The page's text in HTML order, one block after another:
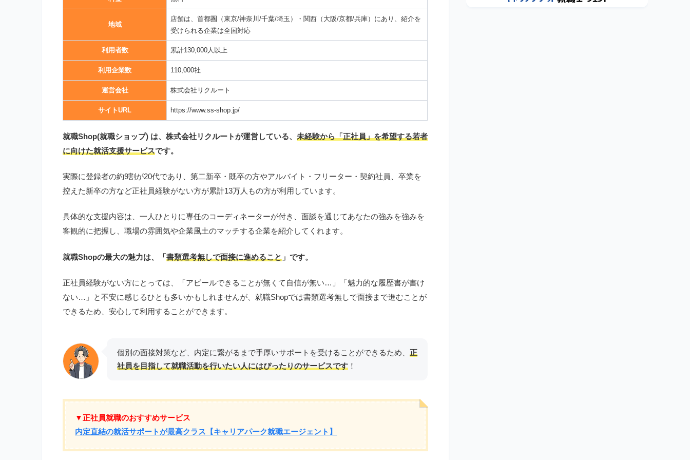
地域
店舗は、首都圏（東京/神奈川/千葉/埼玉）・関西（大阪/京都/兵庫）にあり、紹介を
受けられる企業は全国対応
利用者数 累計130,000人以上
利用企業数 110,000社
運営会社 株式会社リクルート
サイトURL https://www.ss-shop.jp/
就職Shop(就職ショップ) は、株式会社リクルートが運営している、 未経験から「正社員」を希望する若者
に向けた就活支援サービスです。
実際に登録者の約9割が20代であり、第二新卒・既卒の方やアルバイト・フリーター・契約社員、卒業を
控えた新卒の方など正社員経験がない方が累計13万人もの方が利用しています。
具体的な支援内容は、一人ひとりに専任のコーディネーターが付き、面談を通じてあなたの強みを強みを
客観的に把握し、職場の雰囲気や企業風土のマッチする企業を紹介してくれます。
就職Shopの最大の魅力は、「 書類選考無しで面接に進めること 」です。
正社員経験がない方にとっては、「アピールできることが無くて自信が無い…」「魅力的な履歴書が書け
ない…」と不安に感じるひとも多いかもしれませんが、就職Shopでは書類選考無しで面接まで進むことが
できるため、安心して利用することができます。
個別の面接対策など、内定に繋がるまで手厚いサポートを受けることができるため、 正
社員を目指して就職活動を行いたい人にはぴったりのサービスです ！
▼正社員就職のおすすめサービス
内定直結の就活サポートが最高クラス【キャリアパーク就職エージェント】